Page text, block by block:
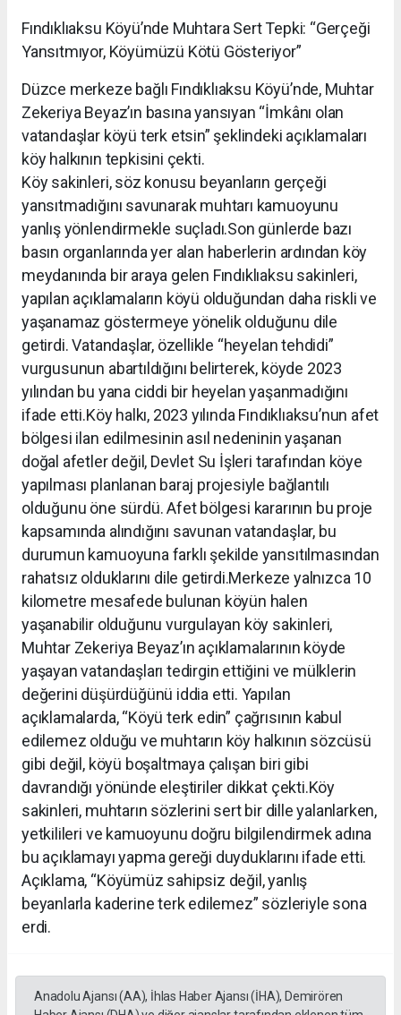
Fındıklıaksu Köyü’nde Muhtara Sert Tepki: “Gerçeği
Yansıtmıyor, Köyümüzü Kötü Gösteriyor”
Düzce merkeze bağlı Fındıklıaksu Köyü’nde, Muhtar
Zekeriya Beyaz’ın basına yansıyan “İmkânı olan
vatandaşlar köyü terk etsin” şeklindeki açıklamaları
köy halkının tepkisini çekti.
Köy sakinleri, söz konusu beyanların gerçeği
yansıtmadığını savunarak muhtarı kamuoyunu
yanlış yönlendirmekle suçladı.Son günlerde bazı
basın organlarında yer alan haberlerin ardından köy
meydanında bir araya gelen Fındıklıaksu sakinleri,
yapılan açıklamaların köyü olduğundan daha riskli ve
yaşanamaz göstermeye yönelik olduğunu dile
getirdi. Vatandaşlar, özellikle “heyelan tehdidi”
vurgusunun abartıldığını belirterek, köyde 2023
yılından bu yana ciddi bir heyelan yaşanmadığını
ifade etti.Köy halkı, 2023 yılında Fındıklıaksu’nun afet
bölgesi ilan edilmesinin asıl nedeninin yaşanan
doğal afetler değil, Devlet Su İşleri tarafından köye
yapılması planlanan baraj projesiyle bağlantılı
olduğunu öne sürdü. Afet bölgesi kararının bu proje
kapsamında alındığını savunan vatandaşlar, bu
durumun kamuoyuna farklı şekilde yansıtılmasından
rahatsız olduklarını dile getirdi.Merkeze yalnızca 10
kilometre mesafede bulunan köyün halen
yaşanabilir olduğunu vurgulayan köy sakinleri,
Muhtar Zekeriya Beyaz’ın açıklamalarının köyde
yaşayan vatandaşları tedirgin ettiğini ve mülklerin
değerini düşürdüğünü iddia etti. Yapılan
açıklamalarda, “Köyü terk edin” çağrısının kabul
edilemez olduğu ve muhtarın köy halkının sözcüsü
gibi değil, köyü boşaltmaya çalışan biri gibi
davrandığı yönünde eleştiriler dikkat çekti.Köy
sakinleri, muhtarın sözlerini sert bir dille yalanlarken,
yetkilileri ve kamuoyunu doğru bilgilendirmek adına
bu açıklamayı yapma gereği duyduklarını ifade etti.
Açıklama, “Köyümüz sahipsiz değil, yanlış
beyanlarla kaderine terk edilemez” sözleriyle sona
erdi.
Anadolu Ajansı (AA), İhlas Haber Ajansı (İHA), Demirören